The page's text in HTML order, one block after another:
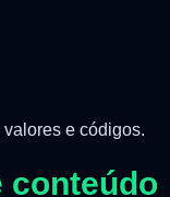
e códigos.
conteúdo